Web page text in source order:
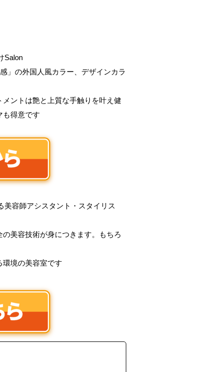
Salon
」の外国人風カラー、デザインカラ
ントは艶と上質な手触りを叶え健
も得意です
美容師アシスタント・スタイリス
美容技術が身につきます。もちろ
境の美容室です